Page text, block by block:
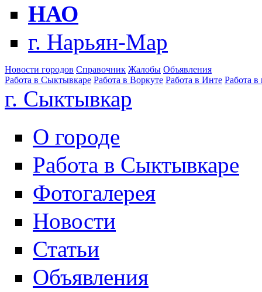
НАО
г. Нарьян-Мар
Новости городов Справочник Жалобы Объявления
Работа в Сыктывкаре Работа в Воркуте Работа в Инте Работа в
г. Сыктывкар
О городе
Работа в Сыктывкаре
Фотогалерея
Новости
Статьи
Объявления